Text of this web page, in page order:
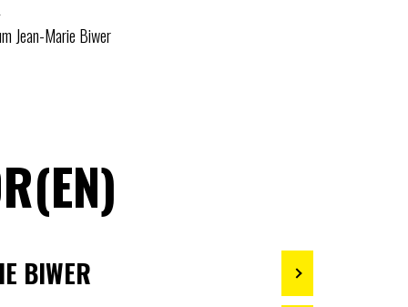
Jean-Marie Biwer
BIWER